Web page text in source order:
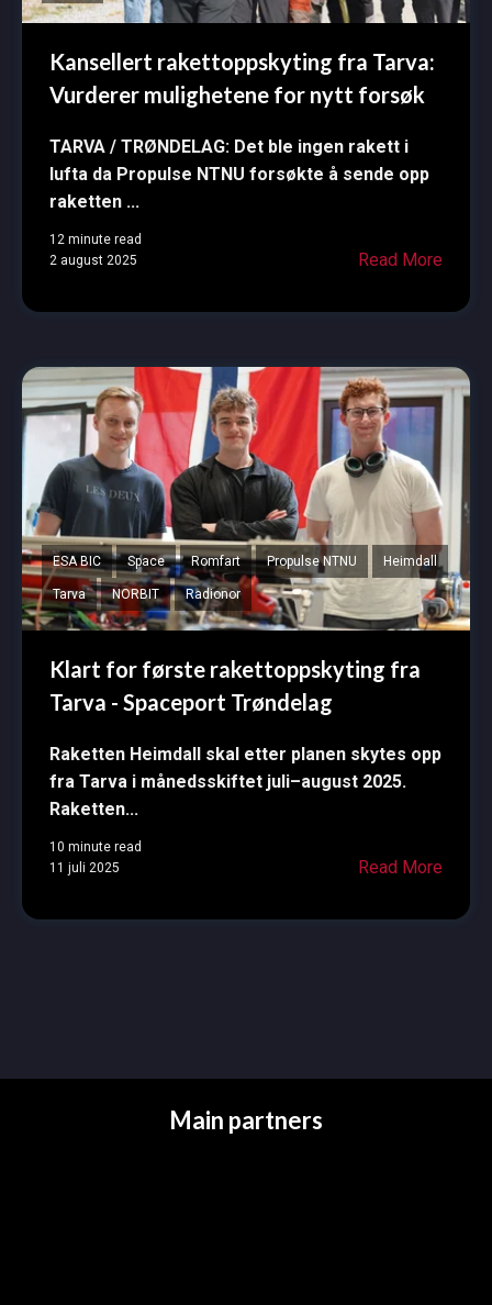
Kansellert rakettoppskyting fra Tarva:
Vurderer mulighetene for nytt forsøk
TARVA / TRØNDELAG: Det ble ingen rakett i
lufta da Propulse NTNU forsøkte å sende opp
raketten ...
12 minute read
2 august 2025
Read More
ESA BIC Space Romfart Propulse NTNU Heimdall
Tarva NORBIT Radionor
Klart for første rakettoppskyting fra
Tarva - Spaceport Trøndelag
Raketten Heimdall skal etter planen skytes opp
fra Tarva i månedsskiftet juli–august 2025.
Raketten...
10 minute read
11 juli 2025
Read More
Main partners